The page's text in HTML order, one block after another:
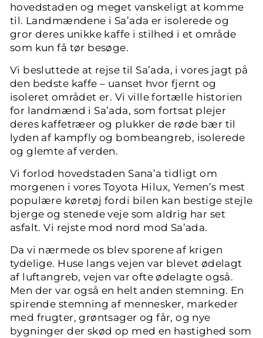
hovedstaden og meget vanskeligt at komme
til. Landmændene i Sa’ada er isolerede og
gror deres unikke kaffe i stilhed i et område
som kun få tør besøge.
Vi besluttede at rejse til Sa’ada, i vores jagt på
den bedste kaffe – uanset hvor fjernt og
isoleret området er. Vi ville fortælle historien
for landmænd i Sa’ada, som fortsat plejer
deres kaffetræer og plukker de røde bær til
lyden af kampfly og bombeangreb, isolerede
og glemte af verden.
Vi forlod hovedstaden Sana’a tidligt om
morgenen i vores Toyota Hilux, Yemen’s mest
populære køretøj fordi bilen kan bestige stejle
bjerge og stenede veje som aldrig har set
asfalt. Vi rejste mod nord mod Sa’ada.
Da vi nærmede os blev sporene af krigen
tydelige. Huse langs vejen var blevet ødelagt
af luftangreb, vejen var ofte ødelagte også.
Men der var også en helt anden stemning. En
spirende stemning af mennesker, markeder
med frugter, grøntsager og får, og nye
bygninger der skød op med en hastighed som